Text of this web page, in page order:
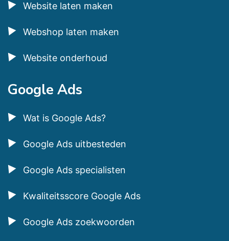
Website laten maken
Webshop laten maken
Website onderhoud
Google Ads
Wat is Google Ads?
Google Ads uitbesteden
Google Ads specialisten
Kwaliteitsscore Google Ads
Google Ads zoekwoorden